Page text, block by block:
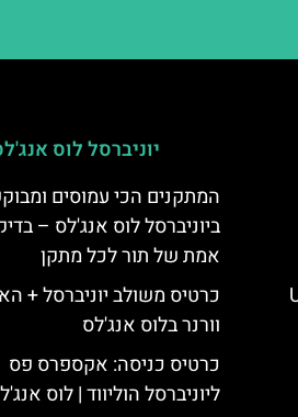
יוניברסל לוס
המתקנים הכי עמוסים
ביוניברסל לוס אנג'לס –
אמת של תור לכל מתקן
כרטיס משולב יוניברסל +
וורנר בלוס אנג'לס
כרטיס כניסה: אקספרס פס
ליוניברסל הוליווד | לוס